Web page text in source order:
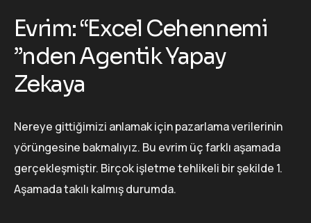
Evrim: “Excel Cehennemi
”nden Agentik Yapay
Zekaya
Nereye gittiğimizi anlamak için pazarlama verilerinin
yörüngesine bakmalıyız. Bu evrim üç farklı aşamada
gerçekleşmiştir. Birçok işletme tehlikeli bir şekilde 1.
Aşamada takılı kalmış durumda.